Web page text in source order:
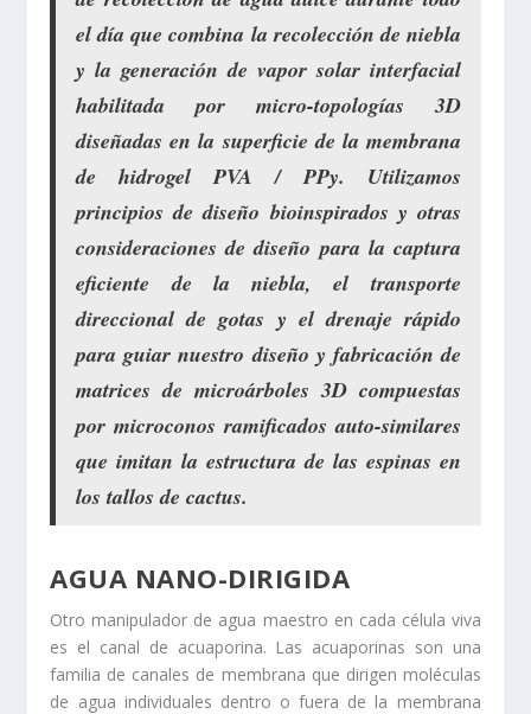
el día que combina la recolección de niebla
y la generación de vapor solar interfacial
habilitada por micro-topologías 3D
diseñadas en la superficie de la membrana
de hidrogel PVA / PPy. Utilizamos
principios de diseño bioinspirados y otras
consideraciones de diseño para la captura
eficiente de la niebla, el transporte
direccional de gotas y el drenaje rápido
para guiar nuestro diseño y fabricación de
matrices de microárboles 3D compuestas
por microconos ramificados auto-similares
que imitan la estructura de las espinas en
los tallos de cactus.
AGUA NANO-DIRIGIDA
Otro manipulador de agua maestro en cada célula viva
es el canal de acuaporina. Las acuaporinas son una
familia de canales de membrana que dirigen moléculas
de agua individuales dentro o fuera de la membrana